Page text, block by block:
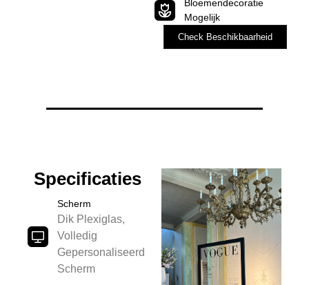
Bloemendecoratie
Mogelijk
Specificaties
Scherm
Dik Plexiglas,
Volledig
Gepersonaliseerd